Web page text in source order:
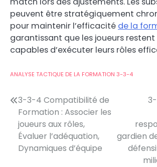
peuvent être stratégiquement
pour maintenir l’efficacité de la
garantissant que les joueurs
capables d’exécuter leurs rôles
ANALYSE TACTIQUE DE LA FORMATION 3-3-4
Post
navigation
3-3-4 Compatibilité de
Formation : Associer les
joueurs aux rôles,
Évaluer l’adéquation,
Dynamiques d’équipe
gardien